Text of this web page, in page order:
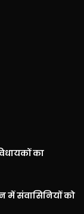
का
में संवासिनियों को